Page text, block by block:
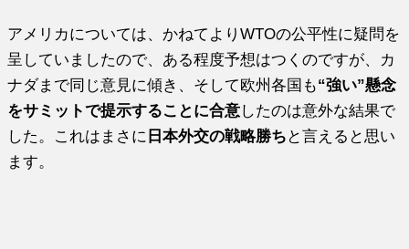
アメリカについては、かねてよりWTOの公平性に疑問を
呈していましたので、ある程度予想はつくのですが、カ
ナダまで同じ意見に傾き、そして欧州各国も“強い”懸念
をサミットで提示することに合意したのは意外な結果で
した。これはまさに 日本外交の戦略勝ち と言えると思い
ます。